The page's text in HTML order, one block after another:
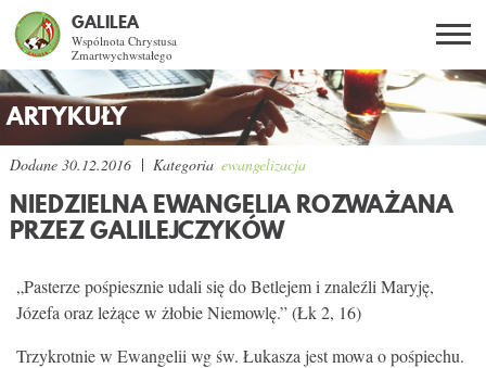
GALILEA
Wspólnota Chrystusa
Zmartwychwstałego
PL BG
Szukaj
CO DAJE ŻYCIE Z JEZUSEM?
SPOTKANIA OTWARTE
DLA KOGO?
ARTYKUŁY
Dodane 30.12.2016 Kategoria ewangelizacja
NIEDZIELNA EWANGELIA ROZWAŻANA
PRZEZ GALILEJCZYKÓW
„Pasterze pośpiesznie udali się do Betlejem i znaleźli Maryję,
Józefa oraz leżące w żłobie Niemowlę.” (Łk 2, 16)
Trzykrotnie w Ewangelii wg św. Łukasza jest mowa o pośpiechu.